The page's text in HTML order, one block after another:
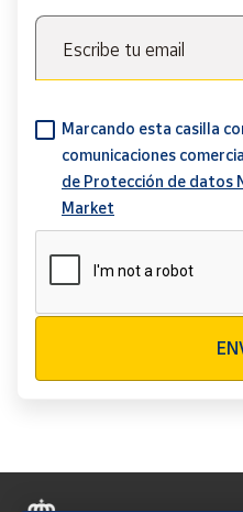
Escribe tu email
Marcando esta casilla
comunicaciones
de Protección de datos
Market